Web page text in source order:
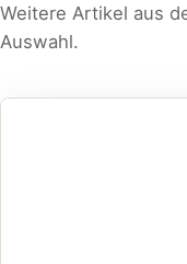
Weitere Artikel aus
Auswahl.